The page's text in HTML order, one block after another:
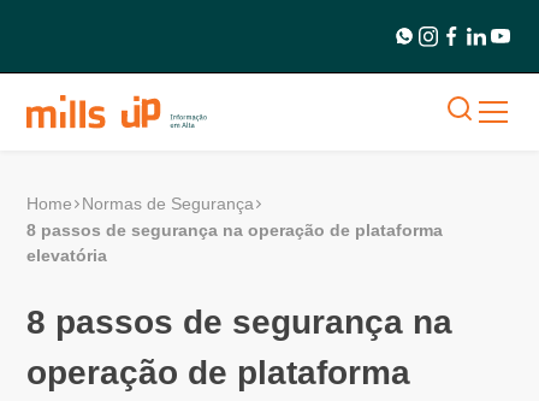
Home
Normas de Segurança
8 passos de segurança na operação de plataforma
elevatória
8 passos de segurança na
operação de plataforma